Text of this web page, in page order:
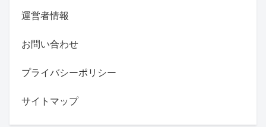
運営者情報
お問い合わせ
プライバシーポリシー
サイトマップ